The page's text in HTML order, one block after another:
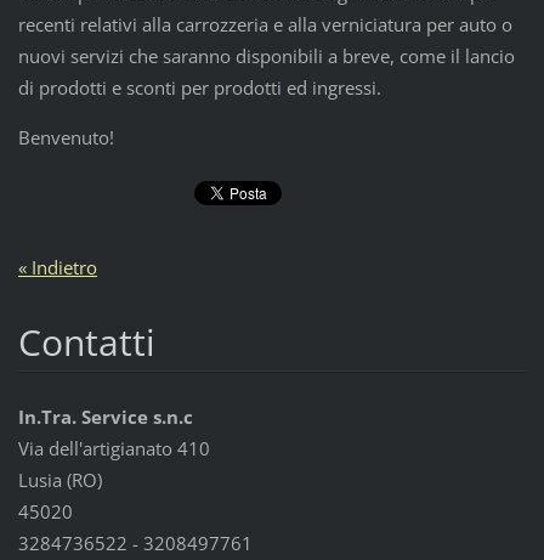
recenti relativi alla carrozzeria e alla verniciatura per auto o
nuovi servizi che saranno disponibili a breve, come il lancio
di prodotti e sconti per prodotti ed ingressi.
Benvenuto!
« Indietro
Contatti
In.Tra. Service s.n.c
Via dell'artigianato 410
Lusia (RO)
45020
3284736522 - 3208497761